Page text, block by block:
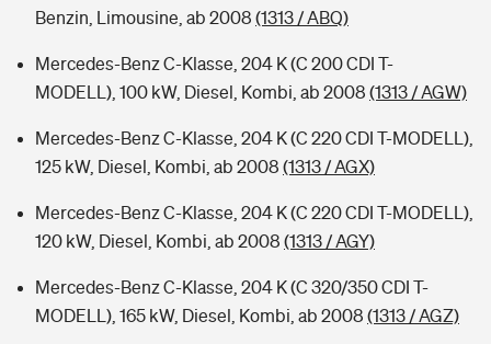
Benzin, Limousine, ab 2008 (1313 / ABQ)
Mercedes-Benz C-Klasse, 204 K (C 200 CDI T-
MODELL), 100 kW, Diesel, Kombi, ab 2008 (1313 / AGW)
Mercedes-Benz C-Klasse, 204 K (C 220 CDI T-MODELL),
125 kW, Diesel, Kombi, ab 2008 (1313 / AGX)
Mercedes-Benz C-Klasse, 204 K (C 220 CDI T-MODELL),
120 kW, Diesel, Kombi, ab 2008 (1313 / AGY)
Mercedes-Benz C-Klasse, 204 K (C 320/350 CDI T-
MODELL), 165 kW, Diesel, Kombi, ab 2008 (1313 / AGZ)